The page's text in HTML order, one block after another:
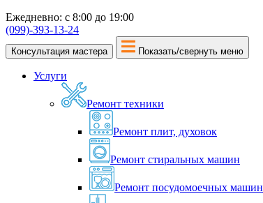
Ежедневно: с 8:00 до 19:00
(099)-393-13-24
Консультация мастера Показать/свернуть меню
Услуги
Ремонт техники
Ремонт плит, духовок
Ремонт стиральных машин
Ремонт посудомоечных машин